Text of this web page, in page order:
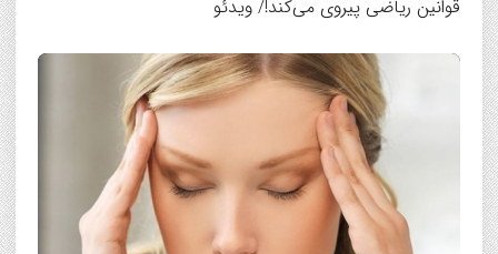
قوانین ریاضی پیروی می‌کند!/ ویدئو